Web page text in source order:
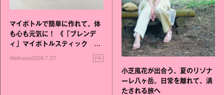
マイボトルで簡単に作れて、体
も心も元気に！ 《「ブレンデ
ィ」マイボトルスティック い
いこと毎日》シリーズが誕生
Wellness2026.7.27 PR
小芝風花が出合う、夏のリゾナ
ーレ八ヶ岳。日常を離れて、満
たされる旅へ